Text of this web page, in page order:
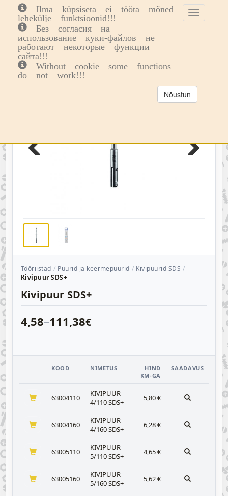
Ilma küpsiseta ei tööta mõned
lehekülje funktsioonid!!!
Без согласия на
использование куки-файлов не
работают некоторые функции
сайта!!!
Without cookie some functions
do not work!!!
Toggle
cookie
Nõustun
Tööriistad Puurid ja keermepuurid
Kivipuurid SDS
Kivipuur SDS+
Kivipuur SDS+
4,58–111,38€
KOOD NIMETUS
HIND
KM-GA
SAADAVUS
63004110
KIVIPUUR
4/110 SDS+
5,80€
63004160
KIVIPUUR
4/160 SDS+
6,28€
63005110
KIVIPUUR
5/110 SDS+
4,65€
63005160
KIVIPUUR
5/160 SDS+
5,62€